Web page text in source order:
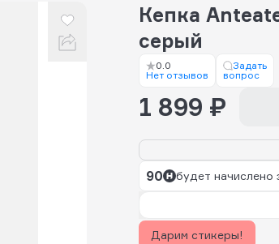
Кепка
серый
0.0
Нет отзывов
Задать
вопрос
1 899 ₽
90 будет начислено
Дарим стикеры!